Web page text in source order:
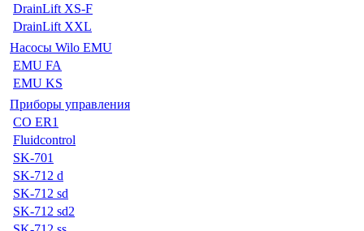
DrainLift XS-F
DrainLift XXL
Насосы Wilo EMU
EMU FA
EMU KS
Приборы управления
CO ER1
Fluidcontrol
SK-701
SK-712 d
SK-712 sd
SK-712 sd2